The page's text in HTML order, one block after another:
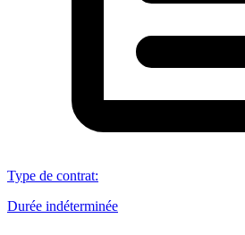
Type de contrat:
Durée indéterminée